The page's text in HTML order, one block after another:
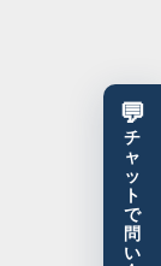
💬
チ
ャ
ッ
ト
で
問
い